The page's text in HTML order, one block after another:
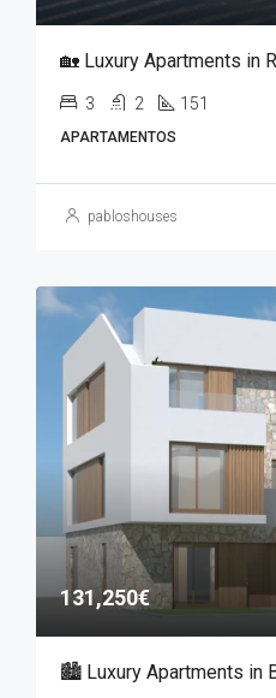
🏡 Luxury Apartments in
3 2 151
APARTAMENTOS
pabloshouses
131,250€